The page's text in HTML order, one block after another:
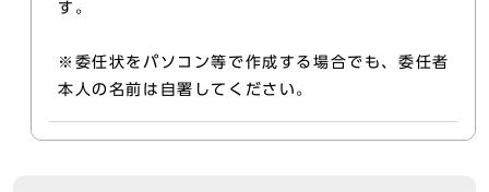
す
※委任状をパソコン等で作成する場合でも、委任者
本人の名前は自署してください。